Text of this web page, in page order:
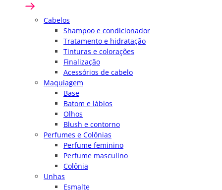
Cabelos
Shampoo e condicionador
Tratamento e hidratação
Tinturas e colorações
Finalização
Acessórios de cabelo
Maquiagem
Base
Batom e lábios
Olhos
Blush e contorno
Perfumes e Colônias
Perfume feminino
Perfume masculino
Colônia
Unhas
Esmalte